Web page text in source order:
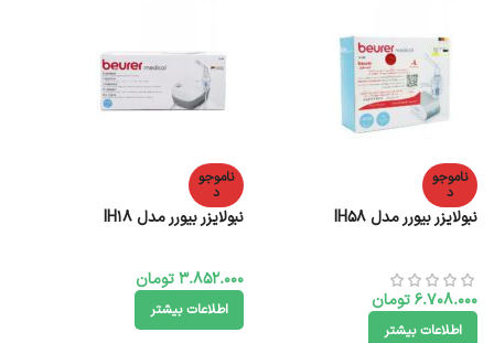
ناموجو
د
نبولایزر بیورر مدل IH58
6.708.000تومان
اطلاعات بیشتر
ناموجو
د
نبولایزر بیورر مدل IH18
3.852.000تومان
اطلاعات بیشتر